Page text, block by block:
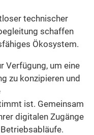
technischer
schaffen
Ökosystem.
Verfügung, um eine
zu konzipieren und
ist. Gemeinsam
digitalen Zugänge